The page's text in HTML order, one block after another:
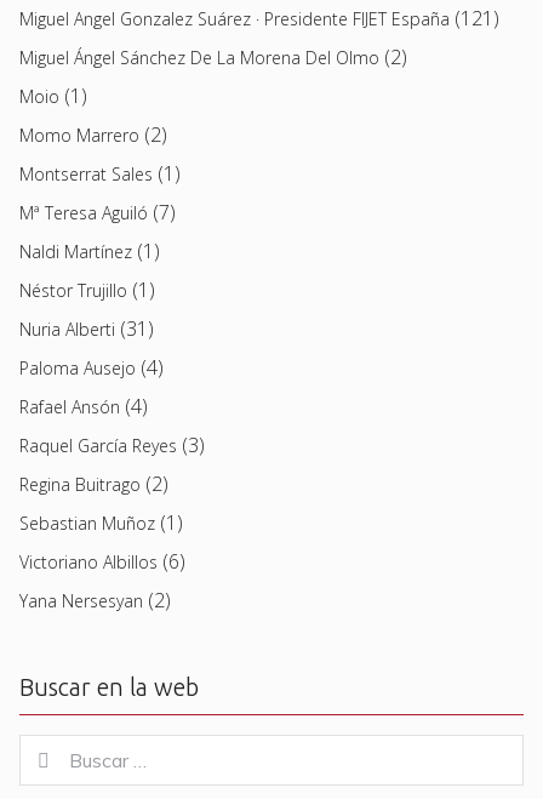
Miguel Angel Gonzalez Suárez · Presidente FIJET España (121)
Miguel Ángel Sánchez De La Morena Del Olmo (2)
Moio (1)
Momo Marrero (2)
Montserrat Sales (1)
Mª Teresa Aguiló (7)
Naldi Martínez (1)
Néstor Trujillo (1)
Nuria Alberti (31)
Paloma Ausejo (4)
Rafael Ansón (4)
Raquel García Reyes (3)
Regina Buitrago (2)
Sebastian Muñoz (1)
Victoriano Albillos (6)
Yana Nersesyan (2)
Buscar en la web
for:
Buscar